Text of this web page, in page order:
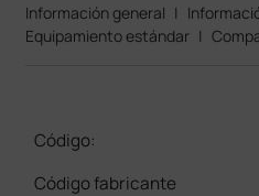
Información general |
Equipamiento estándar |
Código:
Código fabricante